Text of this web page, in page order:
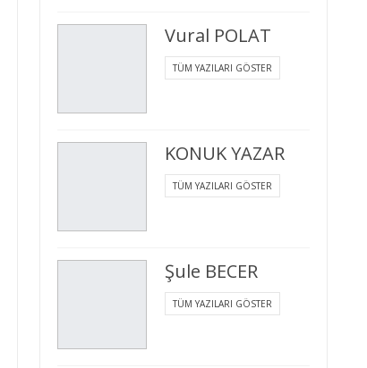
Vural POLAT
TÜM YAZILARI GÖSTER
KONUK YAZAR
TÜM YAZILARI GÖSTER
Şule BECER
TÜM YAZILARI GÖSTER